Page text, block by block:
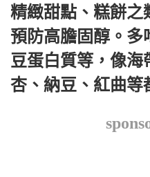
精緻甜點、糕餅之
預防高膽固醇。多
豆蛋白質等，像
杏、納豆、紅曲等